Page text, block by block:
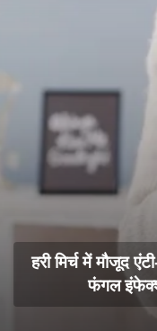
हरी मिर्च में मौजूद
फंगल